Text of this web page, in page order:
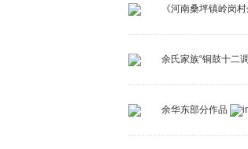
《河南桑坪镇岭岗
余氏家族“铜鼓十二
余华东部分作品